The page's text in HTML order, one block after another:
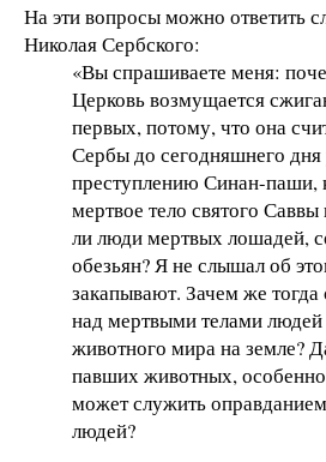
На эти вопросы можно ответить
Николая Сербского:
«Вы спрашиваете меня:
Церковь возмущается
первых, потому, что она
Сербы до сегодняшнего
преступлению Синан-паши,
мертвое тело святого
ли люди мертвых лошадей,
обезьян? Я не слышал об
закапывают. Зачем же
над мертвыми телами людей
животного мира на земле?
павших животных,
может служить
людей?